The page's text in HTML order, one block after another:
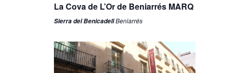
La Cova de L’Or de Beniarrés MARQ
Sierra del BenicadellBeniarrés